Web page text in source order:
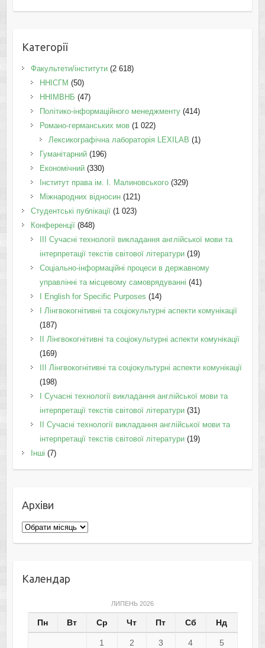
Категорії
Факультети/інститути(2 618)
ННІСГМ (50)
ННІМВНБ (47)
Політико-інформаційного менеджменту(414)
Романо-германських мов(1 022)
Лексикографічна лабораторія LEXILAB (1)
Гуманітарний(196)
Економічний(330)
Інститут права ім. І. Малиновського(329)
Міжнародних відносин(121)
Студентські публікації(1 023)
Конференції(848)
III Сучасні технології викладання англійської мови та
інтерпретації текстів світової літератури(19)
Соціально-інформаційні процеси в державному
управлінні та місцевому самоврядуванні (41)
І English for Specific Purposes (14)
I Лінгвокогнітивні та соціокультурні аспекти комунікації
(187)
IІ Лінгвокогнітивні та соціокультурні аспекти комунікації
(169)
IІI Лінгвокогнітивні та соціокультурні аспекти комунікації
(198)
I Cучасні технології викладання англійської мови та
інтерпретації текстів світової літератури(31)
II Cучасні технології викладання англійської мови та
інтерпретації текстів світової літератури(19)
Інші (7)
Архіви
Архіви
Календар
ЛИПЕНЬ 2026
Пн Вт Ср Чт Пт Сб Нд
1 2 3 4 5